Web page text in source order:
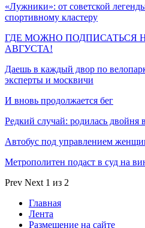
«Лужники»: от советской
спортивному кластеру
ГДЕ МОЖНО ПОДПИСАТЬСЯ
АВГУСТА!
Даешь в каждый двор по
эксперты и москвичи
И вновь продолжается бег
Редкий случай: родилась двойня
Автобус под управлением
Метрополитен подаст в суд на
Prev Next 1 из 2
Главная
Лента
Размещение на сайте